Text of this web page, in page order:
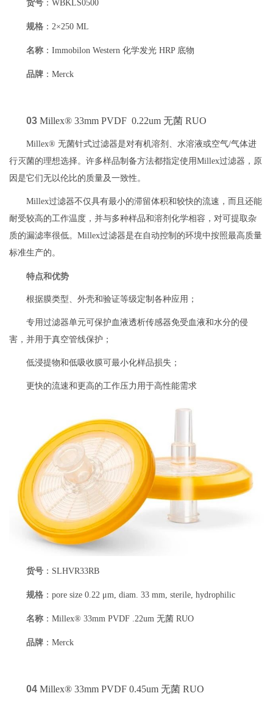
货号 ：WBKLS0500
规格 ：2×250 ML
名称 ：Immobilon Western 化学发光 HRP 底物
品牌 ：Merck
03 Millex® 33mm PVDF 0.22um 无菌 RUO
Millex® 无菌针式过滤器是对有机溶剂、水溶液或空气/气体进
行灭菌的理想选择。许多样品制备方法都指定使用Millex过滤器，原
因是它们无以伦比的质量及一致性。
Millex过滤器不仅具有最小的滞留体积和较快的流速，而且还能
耐受较高的工作温度，并与多种样品和溶剂化学相容，对可提取杂
质的漏滤率很低。Millex过滤器是在自动控制的环境中按照最高质量
标准生产的。
特点和优势
根据膜类型、外壳和验证等级定制各种应用；
专用过滤器单元可保护血液透析传感器免受血液和水分的侵
害，并用于真空管线保护；
低浸提物和低吸收膜可最小化样品损失；
更快的流速和更高的工作压力用于高性能需求
货号 ：SLHVR33RB
规格 ：pore size 0.22 μm, diam. 33 mm, sterile, hydrophilic
名称 ：Millex® 33mm PVDF .22um 无菌 RUO
品牌 ：Merck
04 Millex® 33mm PVDF 0.45um 无菌 RUO